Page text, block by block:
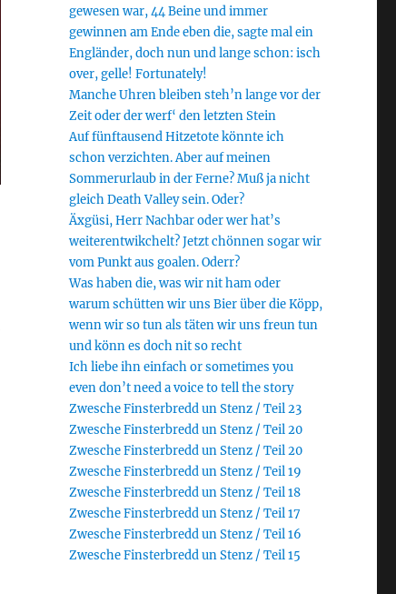
gewesen war, 44 Beine und immer
gewinnen am Ende eben die, sagte mal ein
Engländer, doch nun und lange schon: isch
over, gelle! Fortunately!
Manche Uhren bleiben steh’n lange vor der
Zeit oder der werf‘ den letzten Stein
Auf fünftausend Hitzetote könnte ich
schon verzichten. Aber auf meinen
Sommerurlaub in der Ferne? Muß ja nicht
gleich Death Valley sein. Oder?
Äxgüsi, Herr Nachbar oder wer hat’s
weiterentwikchelt? Jetzt chönnen sogar wir
vom Punkt aus goalen. Oderr?
Was haben die, was wir nit ham oder
warum schütten wir uns Bier über die Köpp,
wenn wir so tun als täten wir uns freun tun
und könn es doch nit so recht
Ich liebe ihn einfach or sometimes you
even don’t need a voice to tell the story
Zwesche Finsterbredd un Stenz / Teil 23
Zwesche Finsterbredd un Stenz / Teil 20
Zwesche Finsterbredd un Stenz / Teil 20
Zwesche Finsterbredd un Stenz / Teil 19
Zwesche Finsterbredd un Stenz / Teil 18
Zwesche Finsterbredd un Stenz / Teil 17
Zwesche Finsterbredd un Stenz / Teil 16
Zwesche Finsterbredd un Stenz / Teil 15